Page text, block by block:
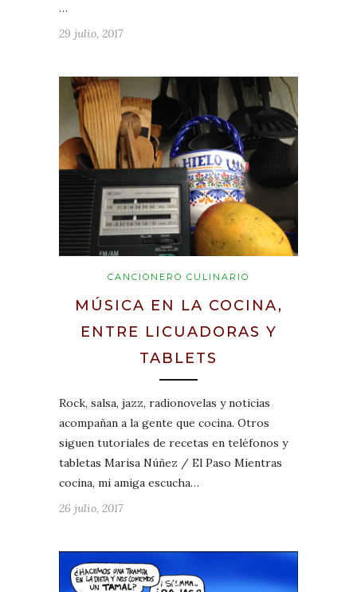
…
29 julio, 2017
CANCIONERO CULINARIO
MÚSICA EN LA COCINA,
ENTRE LICUADORAS Y
TABLETS
Rock, salsa, jazz, radionovelas y noticias
acompañan a la gente que cocina. Otros
siguen tutoriales de recetas en teléfonos y
tabletas Marisa Núñez / El Paso Mientras
cocina, mi amiga escucha…
26 julio, 2017